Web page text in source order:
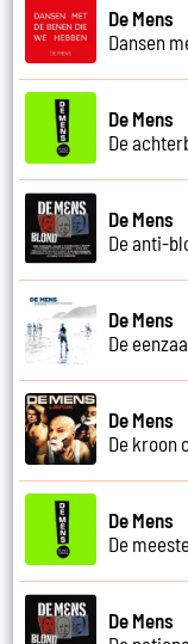
De Mens
Dansen
De Mens
De
De Mens
De anti-
De Mens
De
De Mens
De kroon
De Mens
De
De Mens